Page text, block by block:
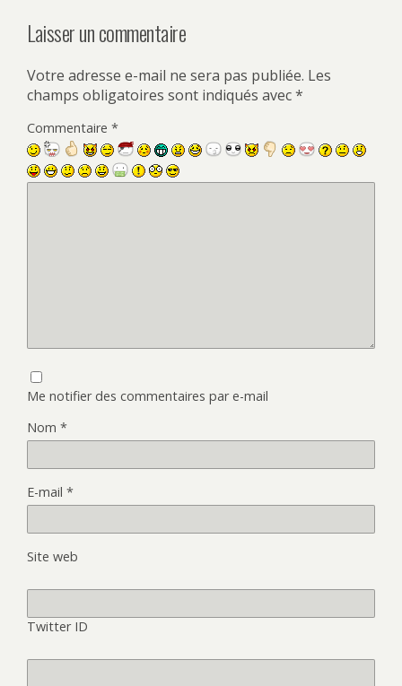
Laisser un commentaire
Votre adresse e-mail ne sera pas publiée. Les
champs obligatoires sont indiqués avec*
Commentaire *
Me notifier des commentaires par e-mail
Nom *
E-mail *
Site web
Twitter ID